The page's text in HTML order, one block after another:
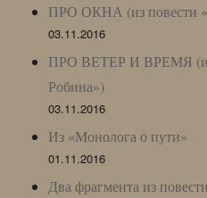
ПРО ОКНА (из повести
03.11.2016
ПРО ВЕТЕР И ВРЕМЯ (из
Робина»)
03.11.2016
Из «Монолога о пути»
01.11.2016
Два фрагмента из